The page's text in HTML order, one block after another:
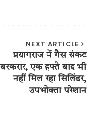
NEXT ARTICLE
प्रयागराज में गैस संकट
बरकरार, एक हफ्ते बाद भी
नहीं मिल रहा सिलिंडर,
उपभोक्ता परेशान